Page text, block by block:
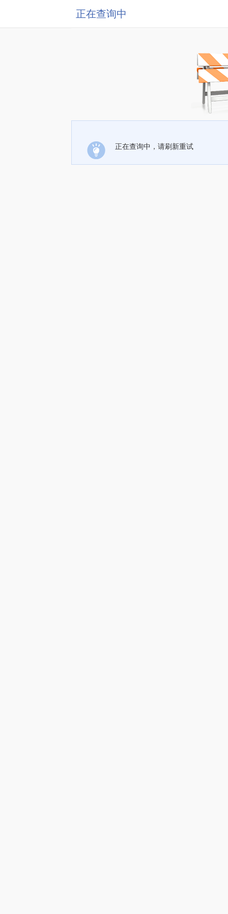
正在查询中
正在查询中，请刷新重试